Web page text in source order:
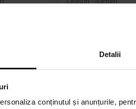
Detalii
conținutul și anunțurile,